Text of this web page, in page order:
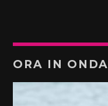
ORA IN ONDA